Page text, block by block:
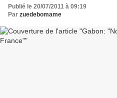
Publié le 20/07/2011 à 09:19
Par zuedebomame